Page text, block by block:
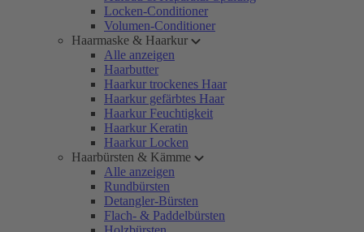
Locken-Conditioner
Volumen-Conditioner
Haarmaske & Haarkur
Alle anzeigen
Haarbutter
Haarkur trockenes Haar
Haarkur gefärbtes Haar
Haarkur Feuchtigkeit
Haarkur Keratin
Haarkur Locken
Haarbürsten & Kämme
Alle anzeigen
Rundbürsten
Detangler-Bürsten
Flach- & Paddelbürsten